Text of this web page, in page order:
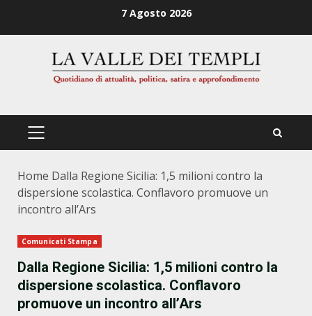
7 Agosto 2026
PRIMÄRES
Home Dalla Regione Sicilia: 1,5 milioni contro la
dispersione scolastica. Conflavoro promuove un
incontro all’Ars
Comunicati Stampa
Dalla Regione Sicilia: 1,5 milioni contro la
dispersione scolastica. Conflavoro
promuove un incontro all’Ars